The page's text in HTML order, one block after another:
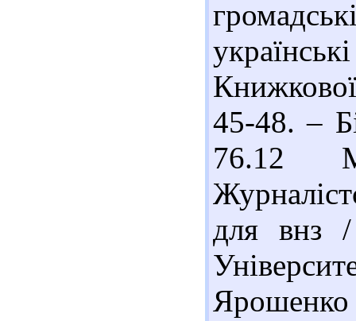
45-48. –
76.12
для внз